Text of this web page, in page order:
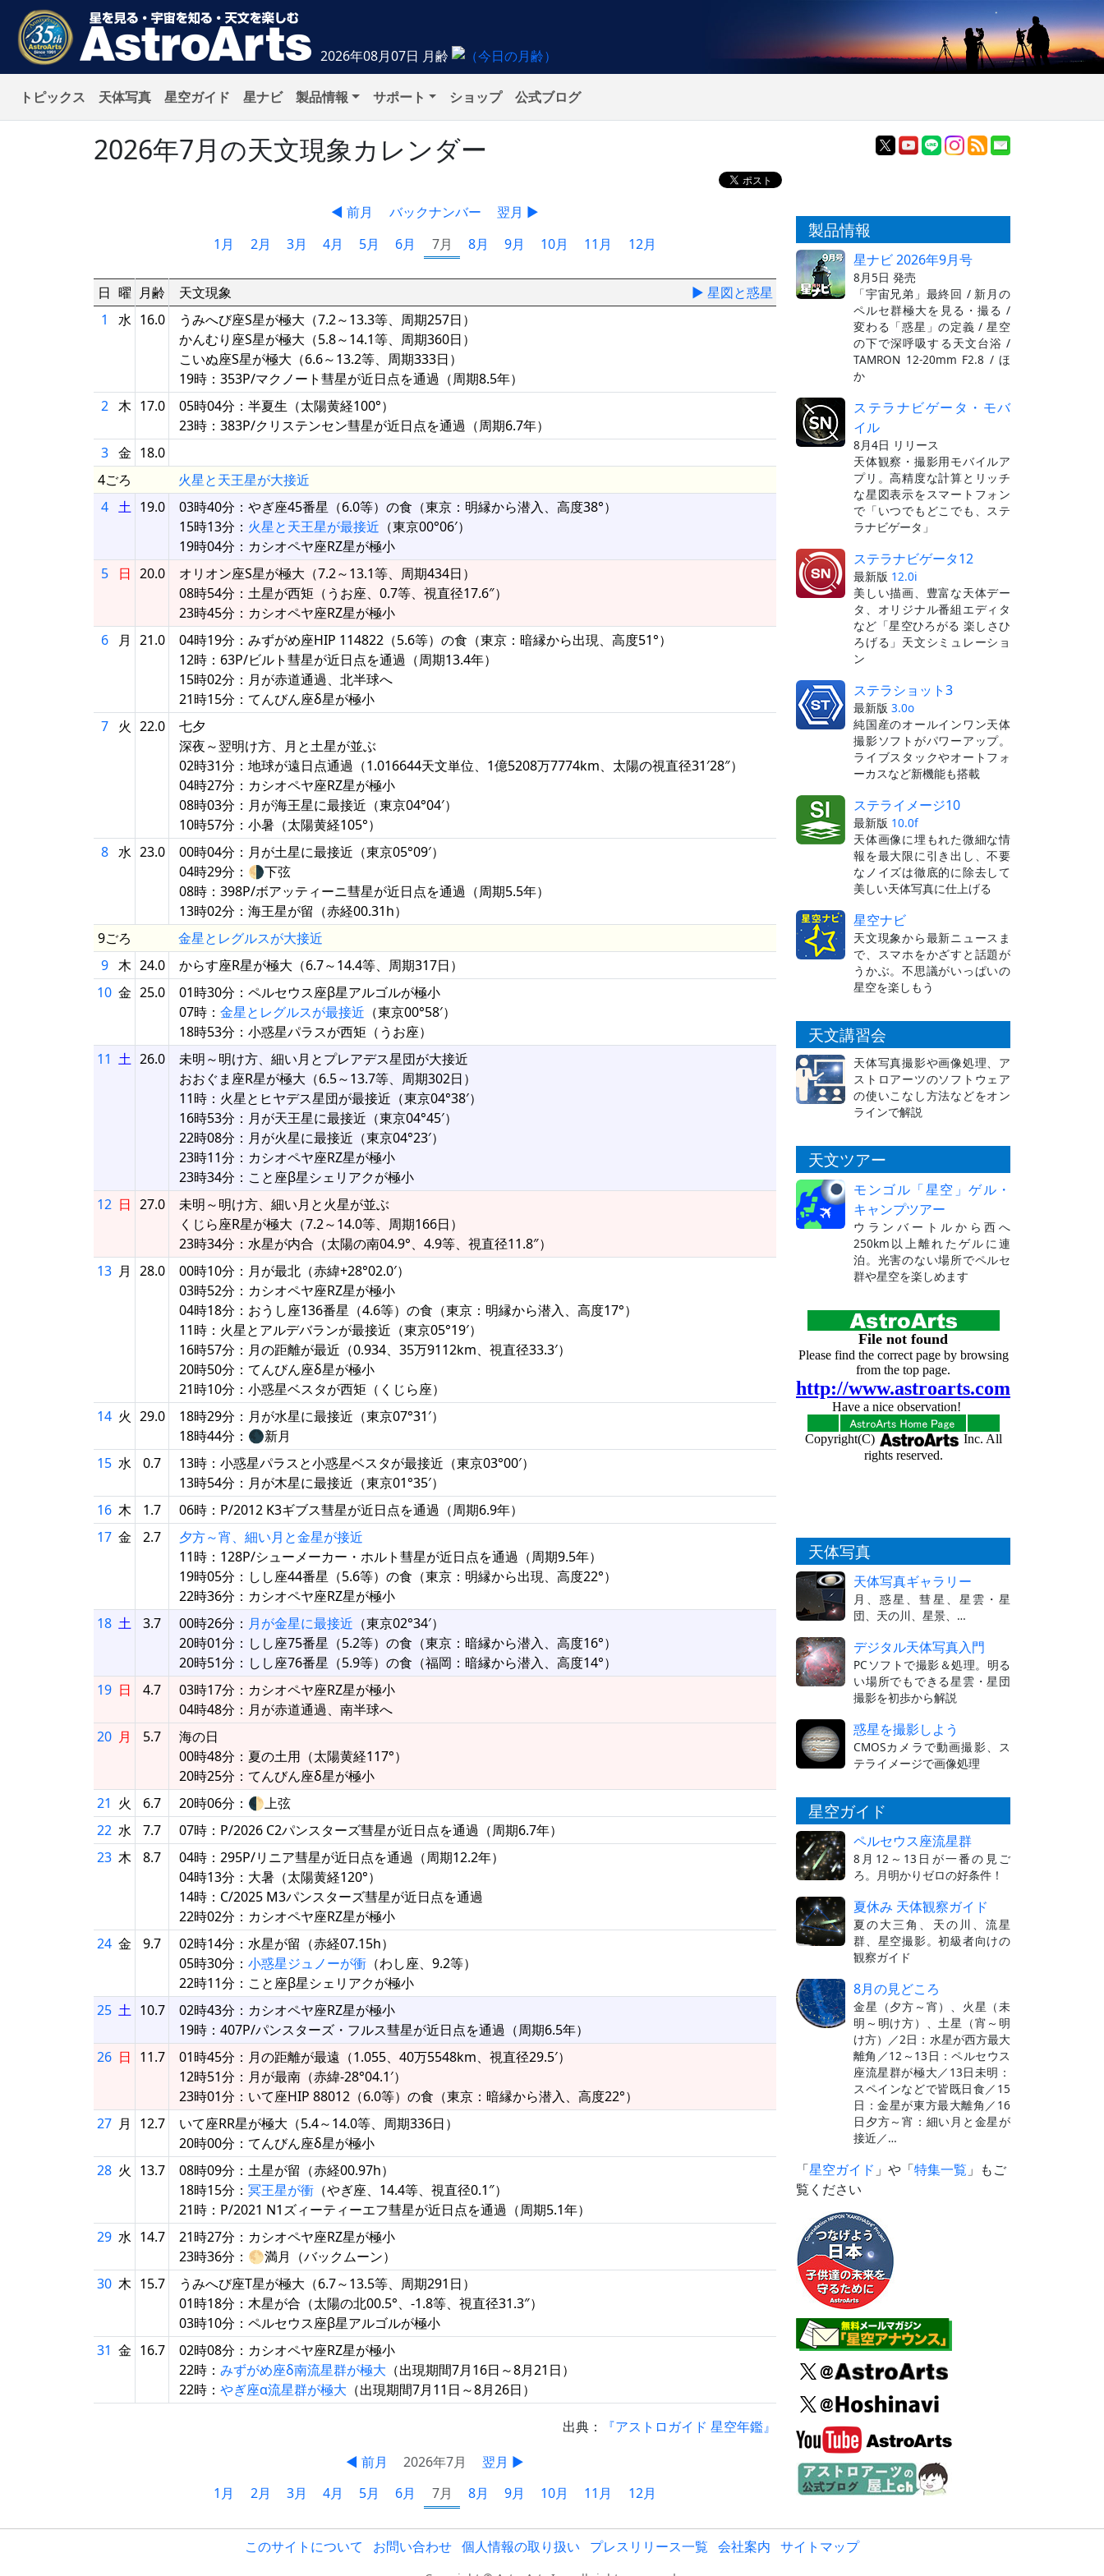
2026年08月07日 月齢
トピックス 天体写真 星空ガイド 星ナビ 製品情報 サポート ショップ 公式ブログ
2026年7月の天文現象カレンダー
◀ 前月 バックナンバー
翌月 ▶
1月
2月 3月 4月 5月 6月 7月 8月 9月 10月 11月 12月
日 曜 月齢 天文現象
▶ 星図と惑星
1
水 16.0
うみへび座S星が極大（7.2～13.3等、周期257日）
かんむり座S星が極大（5.8～14.1等、周期360日）
こいぬ座S星が極大（6.6～13.2等、周期333日）
19時：353P/マクノート彗星が近日点を通過（周期8.5年）
2 木 17.0
05時04分：半夏生（太陽黄経100°）
23時：383P/クリステンセン彗星が近日点を通過（周期6.7年）
3 金 18.0
4ごろ
火星と天王星が大接近
4 土 19.0
03時40分：やぎ座45番星（6.0等）の食（東京：明縁から潜入、高度38°）
15時13分： 火星と天王星が最接近 （東京00°06′）
19時04分：カシオペヤ座RZ星が極小
5
日 20.0
オリオン座S星が極大（7.2～13.1等、周期434日）
08時54分：土星が西矩（うお座、0.7等、視直径17.6″）
23時45分：カシオペヤ座RZ星が極小
6
月 21.0
04時19分：みずがめ座HIP 114822（5.6等）の食（東京：暗縁から出現、高度51°）
12時：63P/ビルト彗星が近日点を通過（周期13.4年）
15時02分：月が赤道通過、北半球へ
21時15分：てんびん座δ星が極小
7
火 22.0
七夕
深夜～翌明け方、月と土星が並ぶ
02時31分：地球が遠日点通過（1.016644天文単位、1億5208万7774km、太陽の視直径31′28″）
04時27分：カシオペヤ座RZ星が極小
08時03分：月が海王星に最接近（東京04°04′）
10時57分：小暑（太陽黄経105°）
8 水 23.0
00時04分：月が土星に最接近（東京05°09′）
04時29分：🌗下弦
08時：398P/ボアッティーニ彗星が近日点を通過（周期5.5年）
13時02分：海王星が留（赤経00.31h）
9ごろ
金星とレグルスが大接近
9 木 24.0
からす座R星が極大（6.7～14.4等、周期317日）
10 金 25.0
01時30分：ペルセウス座β星アルゴルが極小
07時： 金星とレグルスが最接近 （東京00°58′）
18時53分：小惑星パラスが西矩（うお座）
11 土 26.0
未明～明け方、細い月とプレアデス星団が大接近
おおぐま座R星が極大（6.5～13.7等、周期302日）
11時：火星とヒヤデス星団が最接近（東京04°38′）
16時53分：月が天王星に最接近（東京04°45′）
22時08分：月が火星に最接近（東京04°23′）
23時11分：カシオペヤ座RZ星が極小
23時34分：こと座β星シェリアクが極小
12 日 27.0
未明～明け方、細い月と火星が並ぶ
くじら座R星が極大（7.2～14.0等、周期166日）
23時34分：水星が内合（太陽の南04.9°、4.9等、視直径11.8″）
13 月 28.0
00時10分：月が最北（赤緯+28°02.0′）
03時52分：カシオペヤ座RZ星が極小
04時18分：おうし座136番星（4.6等）の食（東京：明縁から潜入、高度17°）
11時：火星とアルデバランが最接近（東京05°19′）
16時57分：月の距離が最近（0.934、35万9112km、視直径33.3′）
20時50分：てんびん座δ星が極小
21時10分：小惑星ベスタが西矩（くじら座）
14 火 29.0
18時29分：月が水星に最接近（東京07°31′）
18時44分：🌑新月
15 水 0.7
13時：小惑星パラスと小惑星ベスタが最接近（東京03°00′）
13時54分：月が木星に最接近（東京01°35′）
16 木 1.7
06時：P/2012 K3ギブス彗星が近日点を通過（周期6.9年）
17 金 2.7
夕方～宵、細い月と金星が接近
11時：128P/シューメーカー・ホルト彗星が近日点を通過（周期9.5年）
19時05分：しし座44番星（5.6等）の食（東京：明縁から出現、高度22°）
22時36分：カシオペヤ座RZ星が極小
18 土 3.7 00時26分： 月が金星に最接近 （東京02°34′）
20時01分：しし座75番星（5.2等）の食（東京：暗縁から潜入、高度16°）
20時51分：しし座76番星（5.9等）の食（福岡：暗縁から潜入、高度14°）
19 日 4.7
03時17分：カシオペヤ座RZ星が極小
04時48分：月が赤道通過、南半球へ
20 月 5.7
海の日
00時48分：夏の土用（太陽黄経117°）
20時25分：てんびん座δ星が極小
21 火 6.7
20時06分：🌓上弦
22 水 7.7
07時：P/2026 C2パンスターズ彗星が近日点を通過（周期6.7年）
23 木 8.7
04時：295P/リニア彗星が近日点を通過（周期12.2年）
04時13分：大暑（太陽黄経120°）
14時：C/2025 M3パンスターズ彗星が近日点を通過
22時02分：カシオペヤ座RZ星が極小
24 金 9.7
02時14分：水星が留（赤経07.15h）
05時30分： 小惑星ジュノーが衝 （わし座、9.2等）
22時11分：こと座β星シェリアクが極小
25 土 10.7
02時43分：カシオペヤ座RZ星が極小
19時：407P/パンスターズ・フルス彗星が近日点を通過（周期6.5年）
26 日 11.7
01時45分：月の距離が最遠（1.055、40万5548km、視直径29.5′）
12時51分：月が最南（赤緯-28°04.1′）
23時01分：いて座HIP 88012（6.0等）の食（東京：暗縁から潜入、高度22°）
27 月 12.7
いて座RR星が極大（5.4～14.0等、周期336日）
20時00分：てんびん座δ星が極小
28 火 13.7
08時09分：土星が留（赤経00.97h）
18時15分： 冥王星が衝 （やぎ座、14.4等、視直径0.1″）
21時：P/2021 N1ズィーティーエフ彗星が近日点を通過（周期5.1年）
29 水 14.7
21時27分：カシオペヤ座RZ星が極小
23時36分：🌕満月（バックムーン）
30 木 15.7
うみへび座T星が極大（6.7～13.5等、周期291日）
01時18分：木星が合（太陽の北00.5°、-1.8等、視直径31.3″）
03時10分：ペルセウス座β星アルゴルが極小
31 金 16.7
02時08分：カシオペヤ座RZ星が極小
22時： みずがめ座δ南流星群が極大 （出現期間7月16日～8月21日）
22時： やぎ座α流星群が極大 （出現期間7月11日～8月26日）
出典：
『アストロガイド 星空年鑑』
◀ 前月
2026年7月
翌月 ▶
1月
2月 3月 4月 5月 6月 7月 8月 9月 10月 11月 12月
製品情報
星ナビ 2026年9月号
8月5日 発売
「宇宙兄弟」最終回 / 新月の
ペルセ群極大を見る・撮る /
変わる「惑星」の定義 / 星空
の下で深呼吸する天文台浴 /
TAMRON 12-20mm F2.8 / ほ
か
ステラナビゲータ・モバ
イル
8月4日 リリース
天体観察・撮影用モバイルア
プリ。高精度な計算とリッチ
な星図表示をスマートフォン
で「いつでもどこでも、ステ
ラナビゲータ」
ステラナビゲータ12
最新版 12.0i
美しい描画、豊富な天体デー
タ、オリジナル番組エディタ
など「星空ひろがる 楽しさひ
ろげる」天文シミュレーショ
ン
ステラショット3
最新版 3.0o
純国産のオールインワン天体
撮影ソフトがパワーアップ。
ライブスタックやオートフォ
ーカスなど新機能も搭載
ステライメージ10
最新版 10.0f
天体画像に埋もれた微細な情
報を最大限に引き出し、不要
なノイズは徹底的に除去して
美しい天体写真に仕上げる
星空ナビ
天文現象から最新ニュースま
で、スマホをかざすと話題が
うかぶ。不思議がいっぱいの
星空を楽しもう
天文講習会
天体写真撮影や画像処理、ア
ストロアーツのソフトウェア
の使いこなし方法などをオン
ラインで解説
天文ツアー
モンゴル「星空」ゲル・
キャンプツアー
ウランバートルから西へ
250km以上離れたゲルに連
泊。光害のない場所でペルセ
群や星空を楽しめます
天体写真
天体写真ギャラリー
月、惑星、彗星、星雲・星
団、天の川、星景、…
デジタル天体写真入門
PCソフトで撮影＆処理。明る
い場所でもできる星雲・星団
撮影を初歩から解説
惑星を撮影しよう
CMOSカメラで動画撮影、ス
テライメージで画像処理
星空ガイド
ペルセウス座流星群
8月12～13日が一番の見ご
ろ。月明かりゼロの好条件！
夏休み 天体観察ガイド
夏の大三角、天の川、流星
群、星空撮影。初級者向けの
観察ガイド
8月の見どころ
金星（夕方～宵）、火星（未
明～明け方）、土星（宵～明
け方）／2日：水星が西方最大
離角／12～13日：ペルセウス
座流星群が極大／13日未明：
スペインなどで皆既日食／15
日：金星が東方最大離角／16
日夕方～宵：細い月と金星が
接近／…
「星空ガイド 」や「特集一覧 」もご
覧ください
このサイトについて お問い合わせ 個人情報の取り扱い プレスリリース一覧 会社案内 サイトマップ